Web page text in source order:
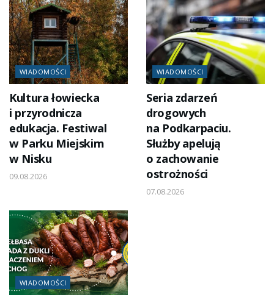
WIADOMOŚCI
Kultura łowiecka
i przyrodnicza
edukacja. Festiwal
w Parku Miejskim
w Nisku
09.08.2026
WIADOMOŚCI
Seria zdarzeń
drogowych
na Podkarpaciu.
Służby apelują
o zachowanie
ostrożności
07.08.2026
WIADOMOŚCI